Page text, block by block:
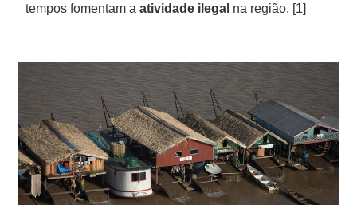
tempos fomentam aatividade ilegal na região. [1]